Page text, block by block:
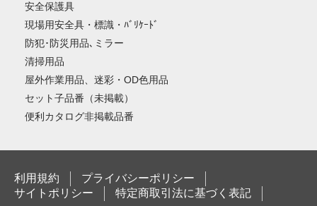
安全保護具
現場用安全具・標識・ﾊﾞﾘｹｰﾄﾞ
防犯･防災用品､ミラー
清掃用品
屋外作業用品、迷彩・OD色用品
セット子品番（未掲載）
便利カタログ非掲載品番
利用規約
プライバシーポリシー
サイトポリシー
特定商取引法に基づく表記